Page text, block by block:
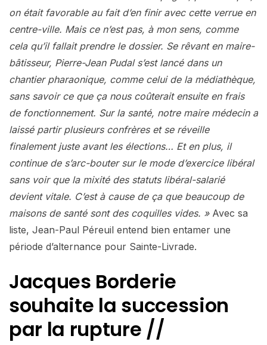
on était favorable au fait d’en finir avec cette verrue en
centre-ville. Mais ce n’est pas, à mon sens, comme
cela qu’il fallait prendre le dossier. Se rêvant en maire-
bâtisseur, Pierre-Jean Pudal s’est lancé dans un
chantier pharaonique, comme celui de la médiathèque,
sans savoir ce que ça nous coûterait ensuite en frais
de fonctionnement. Sur la santé, notre maire médecin a
laissé partir plusieurs confrères et se réveille
finalement juste avant les élections… Et en plus, il
continue de s’arc-bouter sur le mode d’exercice libéral
sans voir que la mixité des statuts libéral-salarié
devient vitale. C’est à cause de ça que beaucoup de
maisons de santé sont des coquilles vides. »Avec sa
liste, Jean-Paul Péreuil entend bien entamer une
période d’alternance pour Sainte-Livrade.
Jacques Borderie
souhaite la succession
par la rupture //